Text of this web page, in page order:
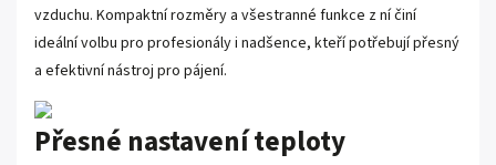
vzduchu. Kompaktní rozměry a všestranné funkce z ní činí
ideální volbu pro profesionály i nadšence, kteří potřebují přesný
a efektivní nástroj pro pájení.
Přesné nastavení teploty